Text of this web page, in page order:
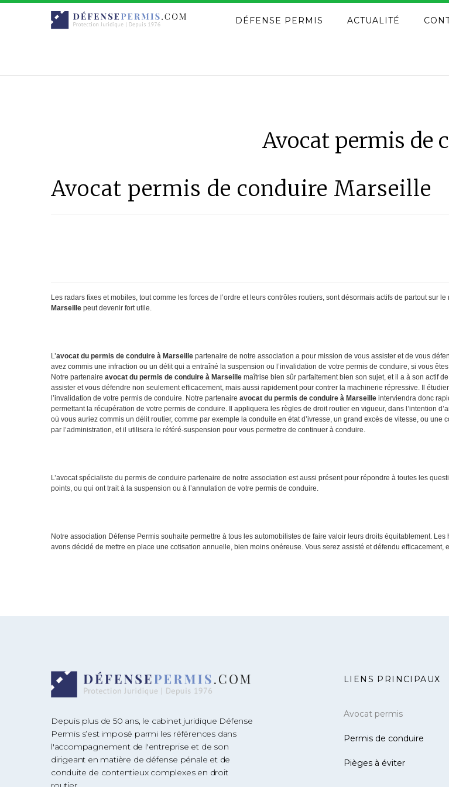
DÉFENSE PERMIS ACTUALITÉ
Avocat permis de
Avocat permis de conduire Marseille
Les radars fixes et mobiles, tout comme les forces de l’ordre et leurs contrôles routiers, sont désormais actifs de partout sur
Marseille peut devenir fort utile.
L’avocat du permis de conduire à Marseille partenaire de notre association a pour mission de vous assister et de vous
avez commis une infraction ou un délit qui a entraîné la suspension ou l’invalidation de votre permis de conduire, si vous
Notre partenaire avocat du permis de conduire à Marseille maîtrise bien sûr parfaitement bien son sujet, et il a à son actif
assister et vous défendre non seulement efficacement, mais aussi rapidement pour contrer la machinerie répressive. Il
l’invalidation de votre permis de conduire. Notre partenaire avocat du permis de conduire à Marseille interviendra donc
permettant la récupération de votre permis de conduire. Il appliquera les règles de droit routier en vigueur, dans l’intention
où vous auriez commis un délit routier, comme par exemple la conduite en état d’ivresse, un grand excès de vitesse, ou
par l’administration, et il utilisera le référé-suspension pour vous permettre de continuer à conduire.
L’avocat spécialiste du permis de conduire partenaire de notre association est aussi présent pour répondre à toutes les
points, ou qui ont trait à la suspension ou à l’annulation de votre permis de conduire.
Notre association Défense Permis souhaite permettre à tous les automobilistes de faire valoir leurs droits équitablement.
avons décidé de mettre en place une cotisation annuelle, bien moins onéreuse. Vous serez assisté et défendu efficacement,
Depuis plus de 50 ans, le cabinet juridique Défense
Permis s’est imposé parmi les références dans
l'accompagnement de l'entreprise et de son
dirigeant en matière de défense pénale et de
conduite de contentieux complexes en droit
LIENS PRINCIPAUX
Avocat permis
Permis de conduire
Pièges à éviter